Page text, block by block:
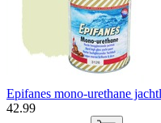
Epifanes mono-urethane
42.99